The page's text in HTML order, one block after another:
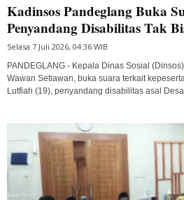
Kadinsos Pandeglang Buka
Penyandang Disabilitas Tak
Selasa 7 Juli 2026, 04:36 WIB
PANDEGLANG - Kepala Dinas Sosial
Wawan Setiawan, buka suara terkait
Lutfiah (19), penyandang disabilitas asal